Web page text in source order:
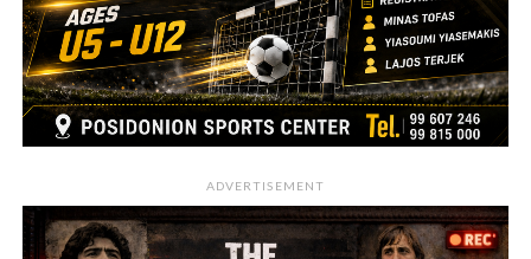
ADVERTISEMENT